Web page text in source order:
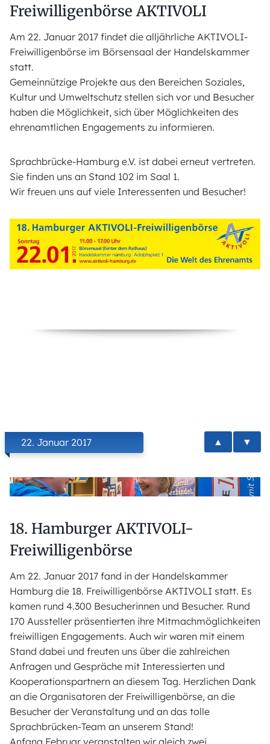
Freiwilligenbörse AKTIVOLI
Am 22. Januar 2017 findet die alljährliche AKTIVOLI-
Freiwilligenbörse im Börsensaal der Handelskammer
statt.
Gemeinnützige Projekte aus den Bereichen Soziales,
Kultur und Umweltschutz stellen sich vor und Besucher
haben die Möglichkeit, sich über Möglichkeiten des
ehrenamtlichen Engagements zu informieren.
Sprachbrücke-Hamburg e.V. ist dabei erneut vertreten.
Sie finden uns an Stand 102 im Saal 1.
Wir freuen uns auf viele Interessenten und Besucher!
22. Januar 2017 ▲ ▼
18. Hamburger AKTIVOLI-
Freiwilligenbörse
Am 22. Januar 2017 fand in der Handelskammer
Hamburg die 18. Freiwilligenbörse AKTIVOLI statt. Es
kamen rund 4.300 Besucherinnen und Besucher. Rund
170 Aussteller präsentierten ihre Mitmachmöglichkeiten
freiwilligen Engagements. Auch wir waren mit einem
Stand dabei und freuten uns über die zahlreichen
Anfragen und Gespräche mit Interessierten und
Kooperationspartnern an diesem Tag. Herzlichen Dank
an die Organisatoren der Freiwilligenbörse, an die
Besucher der Veranstaltung und an das tolle
Sprachbrücken-Team an unserem Stand!
Anfang Februar veranstalten wir gleich zwei